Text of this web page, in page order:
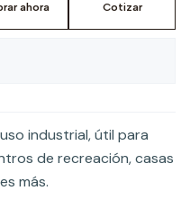
ahora Cotizar
industrial, útil para
de recreación, casas
más.